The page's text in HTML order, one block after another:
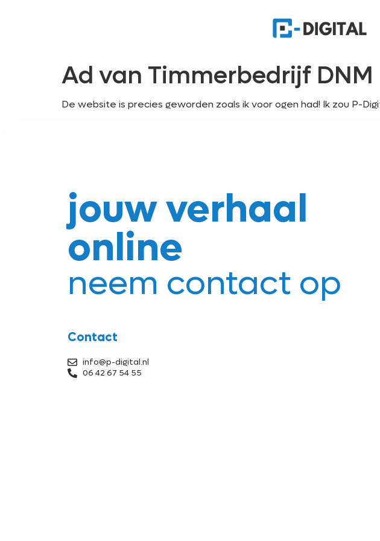
Ad van Timmerbedrijf DNM
De website is precies geworden zoals ik voor ogen had! Ik zou P-
jouw verhaal
online
neem contact op
Contact
info@p-digital.nl
06 42 67 54 55